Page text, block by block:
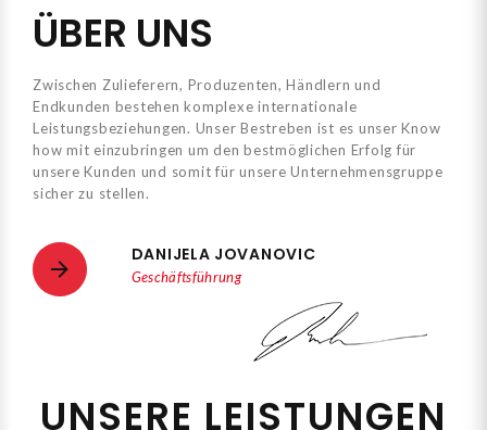
ÜBER UNS
Zwischen Zulieferern, Produzenten, Händlern und
Endkunden bestehen komplexe internationale
Leistungsbeziehungen. Unser Bestreben ist es unser Know
how mit einzubringen um den bestmöglichen Erfolg für
unsere Kunden und somit für unsere Unternehmensgruppe
sicher zu stellen.
DANIJELA JOVANOVIC
Geschäftsführung
UNSERE LEISTUNGEN